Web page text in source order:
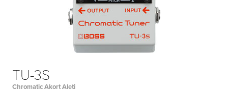
TU-3S
Chromatic Akort Aleti